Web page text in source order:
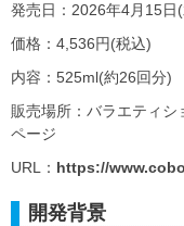
発売日：2026年4月15日
価格：4,536円(税込)
内容：525ml(約26回分)
販売場所：バラエティシ
ページ
URL： https://
開発背景